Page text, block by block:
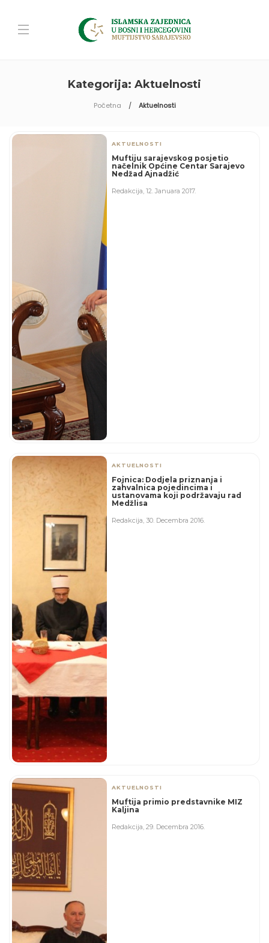
Kategorija: Aktuelnosti
Početna Aktuelnosti
AKTUELNOSTI
Muftiju sarajevskog posjetio
načelnik Općine Centar Sarajevo
Nedžad Ajnadžić
Redakcija,12. Januara 2017.
AKTUELNOSTI
Fojnica: Dodjela priznanja i
zahvalnica pojedincima i
ustanovama koji podržavaju rad
Medžlisa
Redakcija,30. Decembra 2016.
AKTUELNOSTI
Muftija primio predstavnike MIZ
Kaljina
Redakcija ,29. Decembra 2016.